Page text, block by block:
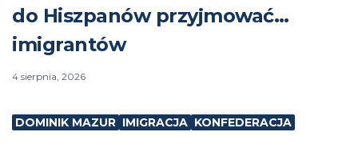
do Hiszpanów przyjmować…
imigrantów
4 sierpnia, 2026
DOMINIK MAZUR IMIGRACJA KONFEDERACJA